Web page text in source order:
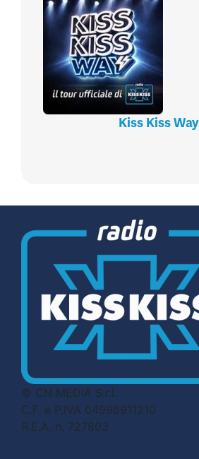
Kiss Kiss Way
© CN MEDIA S.r.l.
C.F. e P.IVA 04998911210
R.E.A. n. 727803